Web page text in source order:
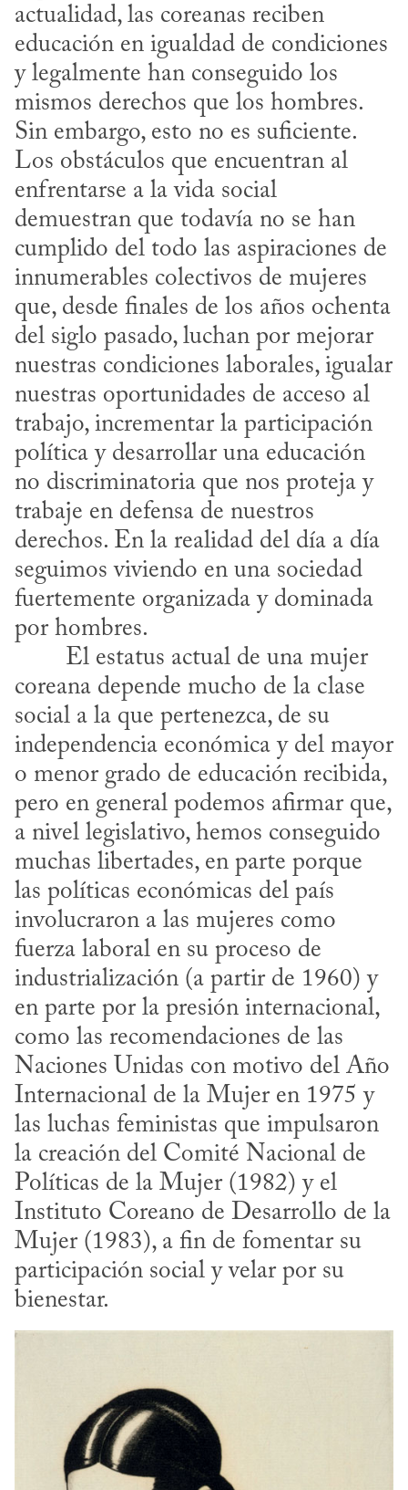
actualidad, las coreanas reciben
educación en igualdad de condiciones
y legalmente han conseguido los
mismos derechos que los hombres.
Sin embargo, esto no es suficiente.
Los obstáculos que encuentran al
enfrentarse a la vida social
demuestran que todavía no se han
cumplido del todo las aspiraciones de
innumerables colectivos de mujeres
que, desde finales de los años ochenta
del siglo pasado, luchan por mejorar
nuestras condiciones laborales, igualar
nuestras oportunidades de acceso al
trabajo, incrementar la participación
política y desarrollar una educación
no discriminatoria que nos proteja y
trabaje en defensa de nuestros
derechos. En la realidad del día a día
seguimos viviendo en una sociedad
fuertemente organizada y dominada
por hombres.
coreana depende mucho de la clase
social a la que pertenezca, de su
independencia económica y del mayor
o menor grado de educación recibida,
pero en general podemos afirmar que,
a nivel legislativo, hemos conseguido
muchas libertades, en parte porque
las políticas económicas del país
involucraron a las mujeres como
fuerza laboral en su proceso de
industrialización (a partir de 1960) y
en parte por la presión internacional,
como las recomendaciones de las
Naciones Unidas con motivo del Año
Internacional de la Mujer en 1975 y
las luchas feministas que impulsaron
la creación del Comité Nacional de
Políticas de la Mujer (1982) y el
Instituto Coreano de Desarrollo de la
Mujer (1983), a fin de fomentar su
participación social y velar por su
bienestar.